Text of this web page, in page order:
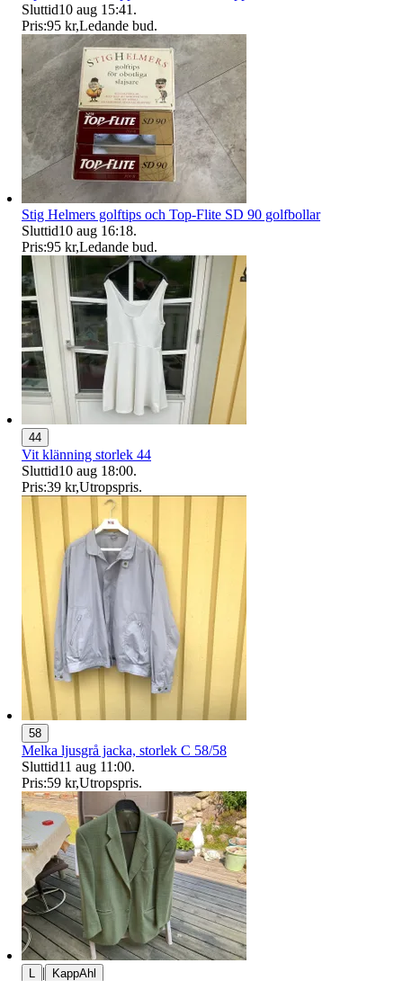
Sluttid10 aug 15:41 .
Pris:95 kr,Ledande bud.
Stig Helmers golftips och Top-Flite SD 90 golfbollar
Sluttid10 aug 16:18.
Pris:95 kr,Ledande bud.
44
Vit klänning storlek 44
Sluttid10 aug 18:00.
Pris:39 kr,Utropspris.
58
Melka ljusgrå jacka, storlek C 58/58
Sluttid11 aug 11:00.
Pris:59 kr,Utropspris.
| KappAhl